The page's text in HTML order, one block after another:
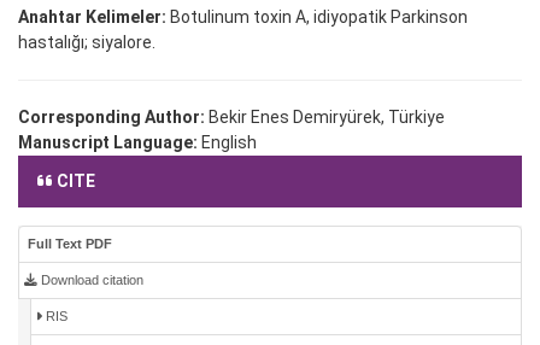
Anahtar Kelimeler: Botulinum toxin A, idiyopatik Parkinson
hastalığı; siyalore.
Corresponding Author: Bekir Enes Demiryürek, Türkiye
Manuscript Language: English
CITE
Full Text PDF
Download citation
RIS